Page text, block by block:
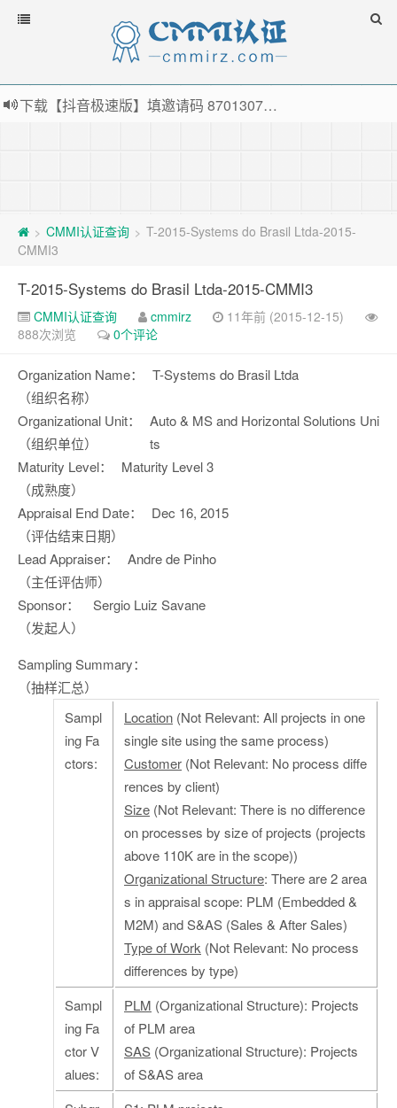
下载【抖音极速版】填邀请码 870130746 即可领38元红包，可立即支付宝提现！！
> CMMI认证查询 > T-2015-Systems do Brasil Ltda-2015-
CMMI3
T-2015-Systems do Brasil Ltda-2015-CMMI3
CMMI认证查询 cmmirz
11年前 (2015-12-15)
888次浏览
0个评论
Organization Name：
（组织名称）
T-Systems do Brasil Ltda
Organizational Unit：
（组织单位）
Auto & MS and Horizontal Solutions Uni
ts
Maturity Level：
（成熟度）
Maturity Level 3
Appraisal End Date：
（评估结束日期）
Dec 16, 2015
Lead Appraiser：
（主任评估师）
Andre de Pinho
Sponsor：
（发起人）
Sergio Luiz Savane
Sampling Summary：
（抽样汇总）
Sampl
ing Fa
ctors:
Location (Not Relevant: All projects in one
single site using the same process)
Customer (Not Relevant: No process diffe
rences by client)
Size (Not Relevant: There is no difference
on processes by size of projects (projects
above 110K are in the scope))
Organizational Structure: There are 2 area
s in appraisal scope: PLM (Embedded &
M2M) and S&AS (Sales & After Sales)
Type of Work (Not Relevant: No process
differences by type)
Sampl
ing Fa
ctor V
alues:
PLM (Organizational Structure): Projects
of PLM area
SAS (Organizational Structure): Projects
of S&AS area